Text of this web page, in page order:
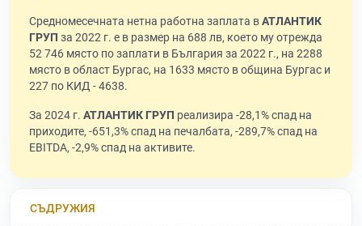
Средномесечната нетна работна заплата вАТЛАНТИК
ГРУП за 2022 г. е в размер на 688 лв, което му отрежда
52 746 място по заплати в България за 2022 г., на 2288
място в област Бургас, на 1633 място в община Бургас и
227 по КИД - 4638.
За 2024 г. АТЛАНТИК ГРУП реализира -28,1% спад на
приходите, -651,3% спад на печалбата, -289,7% спад на
EBITDA, -2,9% спад на активите.
СЪДРУЖИЯ